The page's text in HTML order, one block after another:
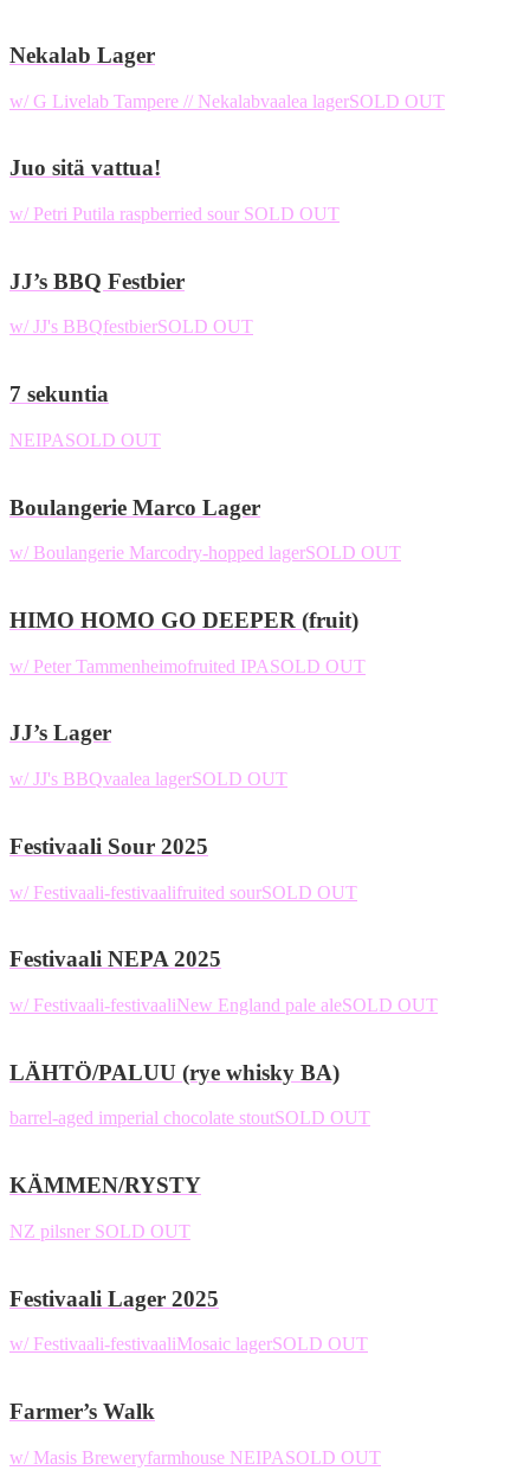
Nekalab Lager
w/ G Livelab Tampere // Nekalabvaalea lagerSOLD OUT
Juo sitä vattua!
w/ Petri Putila raspberried sour SOLD OUT
JJ’s BBQ Festbier
w/ JJ's BBQfestbierSOLD OUT
7 sekuntia
NEIPASOLD OUT
Boulangerie Marco Lager
w/ Boulangerie Marcodry-hopped lagerSOLD OUT
HIMO HOMO GO DEEPER (fruit)
w/ Peter Tammenheimofruited IPASOLD OUT
JJ’s Lager
w/ JJ's BBQvaalea lagerSOLD OUT
Festivaali Sour 2025
w/ Festivaali-festivaalifruited sourSOLD OUT
Festivaali NEPA 2025
w/ Festivaali-festivaaliNew England pale aleSOLD OUT
LÄHTÖ/PALUU (rye whisky BA)
barrel-aged imperial chocolate stoutSOLD OUT
KÄMMEN/RYSTY
NZ pilsner SOLD OUT
Festivaali Lager 2025
w/ Festivaali-festivaaliMosaic lagerSOLD OUT
Farmer’s Walk
w/ Masis Breweryfarmhouse NEIPASOLD OUT